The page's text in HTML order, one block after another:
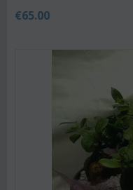
€65.00